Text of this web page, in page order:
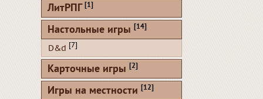
ЛитРПГ [1]
Настольные игры [14]
D&d [7]
Карточные игры [2]
Игры на местности [12]